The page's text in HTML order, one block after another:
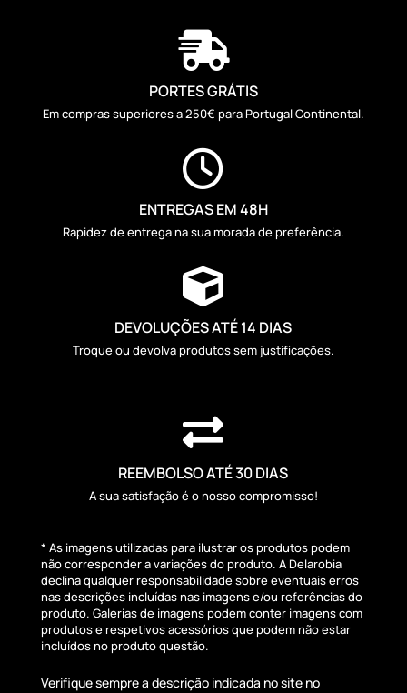

PORTES GRÁTIS
Em compras superiores a 250€ para Portugal Continental.

ENTREGAS EM 48H
Rapidez de entrega na sua morada de preferência.

DEVOLUÇÕES ATÉ 14 DIAS
Troque ou devolva produtos sem justificações.

REEMBOLSO ATÉ 30 DIAS
A sua satisfação é o nosso compromisso!
* As imagens utilizadas para ilustrar os produtos podem
não corresponder a variações do produto. A Delarobia
declina qualquer responsabilidade sobre eventuais erros
nas descrições incluídas nas imagens e/ou referências do
produto. Galerias de imagens podem conter imagens com
produtos e respetivos acessórios que podem não estar
incluídos no produto questão.
Verifique sempre a descrição indicada no site no